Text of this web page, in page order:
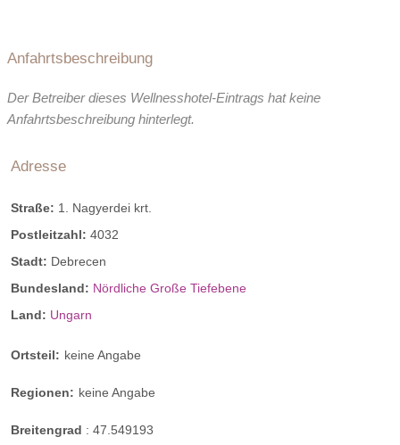
Anfahrtsbeschreibung
Der Betreiber dieses Wellnesshotel-Eintrags hat keine
Anfahrtsbeschreibung hinterlegt.
Adresse
Straße: 1. Nagyerdei krt.
Postleitzahl: 4032
Stadt: Debrecen
Bundesland: Nördliche Große Tiefebene
Land: Ungarn
Ortsteil: keine Angabe
Regionen: keine Angabe
Breitengrad : 47.549193